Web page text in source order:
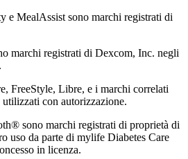
e MealAssist sono marchi registrati di
marchi registrati di Dexcom, Inc. negli
FreeStyle, Libre, e i marchi correlati
con autorizzazione.
sono marchi registrati di proprietà di
uso da parte di mylife Diabetes Care
in licenza.